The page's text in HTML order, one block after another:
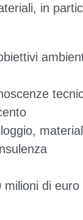
in
milioni di euro